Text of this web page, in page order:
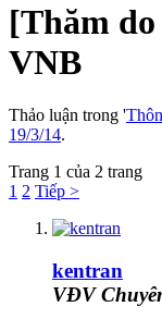
[Thăm
VNB
Thảo luận trong '
19/3/14.
Trang 1 của 2 trang
1 2 Tiếp >
kentran
VĐV